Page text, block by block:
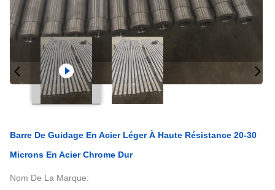
Barre De Guidage En Acier Léger À Haute Résistance 20-30
Microns En Acier Chrome Dur
Nom De La Marque: